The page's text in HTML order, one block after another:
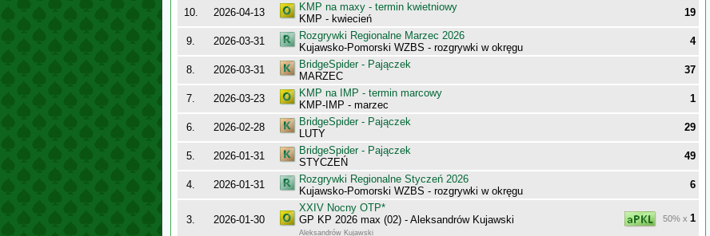
10. 2026-04-13
KMP na maxy - termin kwietniowy
KMP - kwiecień
19
9. 2026-03-31
Rozgrywki Regionalne Marzec 2026
Kujawsko-Pomorski WZBS - rozgrywki w okręgu
4
8. 2026-03-31
BridgeSpider - Pajączek
MARZEC
37
7. 2026-03-23
KMP na IMP - termin marcowy
KMP-IMP - marzec
1
6. 2026-02-28
BridgeSpider - Pajączek
LUTY
29
5. 2026-01-31
BridgeSpider - Pajączek
STYCZEŃ
49
4. 2026-01-31
Rozgrywki Regionalne Styczeń 2026
Kujawsko-Pomorski WZBS - rozgrywki w okręgu
6
3. 2026-01-30
XXIV Nocny OTP*
GP KP 2026 max (02) - Aleksandrów Kujawski
Aleksandrów Kujawski
50% x 1